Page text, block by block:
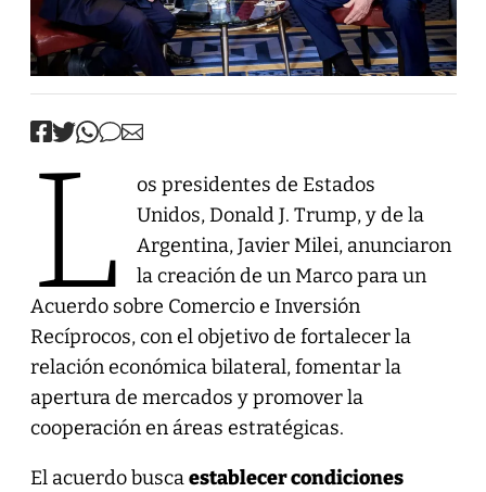
L
os presidentes de Estados
Unidos, Donald J. Trump, y de la
Argentina, Javier Milei, anunciaron
la creación de un Marco para un
Acuerdo sobre Comercio e Inversión
Recíprocos, con el objetivo de fortalecer la
relación económica bilateral, fomentar la
apertura de mercados y promover la
cooperación en áreas estratégicas.
El acuerdo buscaestablecer condiciones